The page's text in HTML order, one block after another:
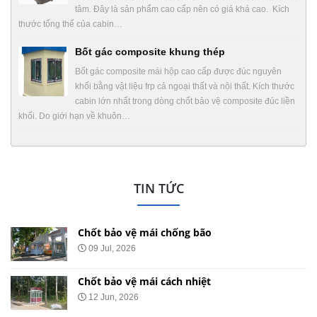
tâm. Đây là sản phẩm cao cấp nên có giá khá cao. Kích
thước tổng thể của cabin…
Bốt gác composite khung thép
Bốt gác composite mái hộp cao cấp được đúc nguyên
khối bằng vật liệu frp cả ngoại thất và nội thất. Kích thước
cabin lớn nhất trong dòng chốt bảo vệ composite đúc liền
khối. Do giới hạn về khuôn…
TIN TỨC
Chốt bảo vệ mái chống bão
09 Jul, 2026
Chốt bảo vệ mái cách nhiệt
12 Jun, 2026